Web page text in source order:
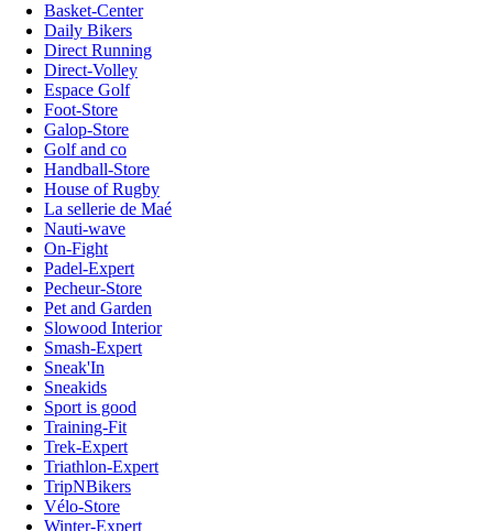
Basket-Center
Daily Bikers
Direct Running
Direct-Volley
Espace Golf
Foot-Store
Galop-Store
Golf and co
Handball-Store
House of Rugby
La sellerie de Maé
Nauti-wave
On-Fight
Padel-Expert
Pecheur-Store
Pet and Garden
Slowood Interior
Smash-Expert
Sneak'In
Sneakids
Sport is good
Training-Fit
Trek-Expert
Triathlon-Expert
TripNBikers
Vélo-Store
Winter-Expert